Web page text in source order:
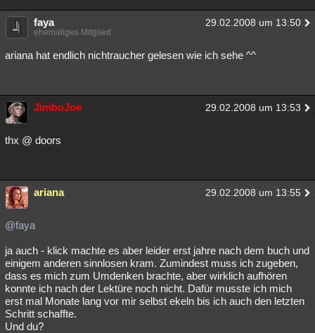
faya 29.02.2008 um 13:50
ehemaliges Mitglied
ariana hat endlich nichtraucher gelesen wie ich sehe ^^
JimboJoe 29.02.2008 um 13:53
thx @ doors
ariana 29.02.2008 um 13:55
@faya
ja auch - klick machte es aber leider erst jahre nach dem buch und
einigem anderen sinnlosen kram. Zumindest muss ich zugeben,
dass es mich zum Umdenken brachte, aber wirklich aufhören
konnte ich nach der Lektüre noch nicht. Dafür musste ich mich
erst mal Monate lang vor mir selbst ekeln bis ich auch den letzten
Schritt schaffte.
Und du?